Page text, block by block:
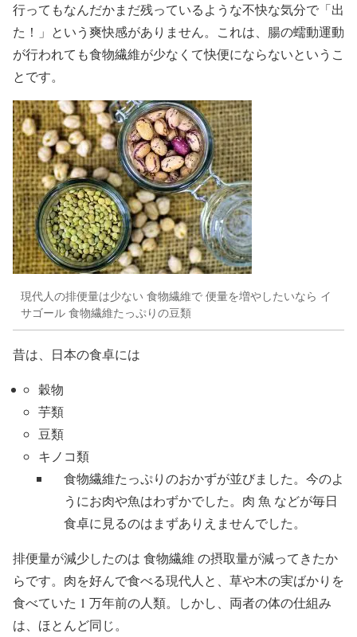
行ってもなんだかまだ残っているような不快な気分で「出
た！」という爽快感がありません。これは、腸の蠕動運動
が行われても食物繊維が少なくて快便にならないというこ
とです。
現代人の排便量は少ない 食物繊維で 便量を増やしたいなら イ
サゴール 食物繊維たっぷりの豆類
昔は、日本の食卓には
穀物
芋類
豆類
キノコ類
食物繊維たっぷりのおかずが並びました。今のよ
うにお肉や魚はわずかでした。肉 魚 などが毎日
食卓に見るのはまずありえませんでした。
排便量が減少したのは 食物繊維 の摂取量が減ってきたか
らです。肉を好んで食べる現代人と、草や木の実ばかりを
食べていた 1 万年前の人類。しかし、両者の体の仕組み
は、ほとんど同じ。